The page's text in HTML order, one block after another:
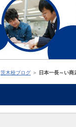
茨木校ブログ ＞ 日本一長～い商